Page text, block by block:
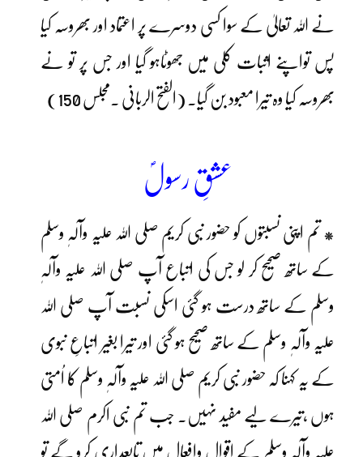
نے اللہ تعالیٰ کے سوا کسی دوسرے پر اعتماد اور بھروسہ کیا
پس تواپنے اثبات کلی میں جھوٹاہو گیا اور جس پر تو نے
بھروسہ کیا وہ تیرا معبود بن گیا۔ (الفتح الربانی ۔مجلس 150)
عشقِ رسولؐ
* تم اپنی نسبتوں کو حضور نبی کریم صلی اللہ علیہ وآلہٖ وسلم
کے ساتھ صحیح کر لو جس کی اتباع آپ صلی اللہ علیہ وآلہٖ
وسلم کے ساتھ درست ہو گئی اسکی نسبت آپ صلی اللہ
علیہ وآلہٖ وسلم کے ساتھ صحیح ہو گئی اور تیرا بغیر اتباعِ نبوی
کے یہ کہنا کہ حضور نبی کریم صلی اللہ علیہ وآلہٖ وسلم کا اُمتی
ہوں ،تیرے لیے مفید نہیں۔ جب تم نبی اکرم صلی اللہ
علیہ وآلہٖ وسلم کے اقوال وافعال میں تابعداری کرو گے تو